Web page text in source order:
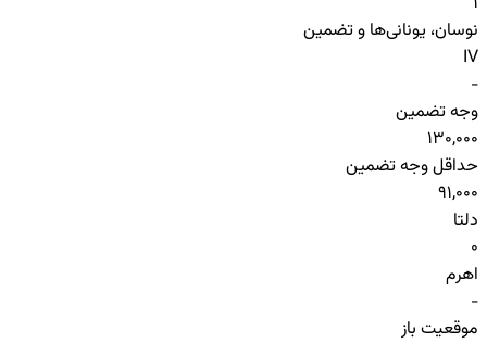
نوسان، یونانی‌ها و تضمین
IV
-
وجه تضمین
130,000
حداقل وجه تضمین
91,000
دلتا
0
اهرم
-
موقعیت باز